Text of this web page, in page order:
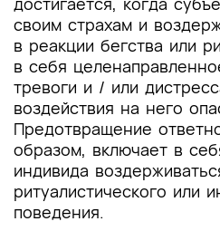
своим страхам и
в реакции бегства или
в себя
тревоги и / или
воздействия на него
Предотвращение
образом, включает в
индивида
ритуалистического или
поведения.